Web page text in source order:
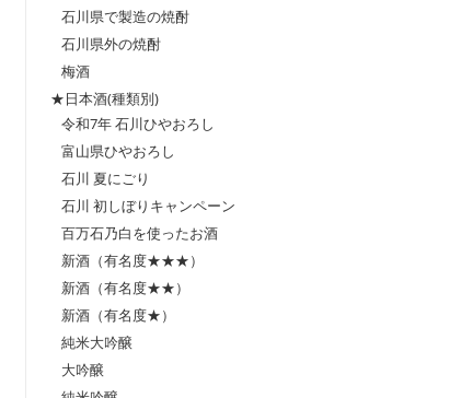
石川県で製造の焼酎
石川県外の焼酎
梅酒
★日本酒(種類別)
令和7年 石川ひやおろし
富山県ひやおろし
石川 夏にごり
石川 初しぼりキャンペーン
百万石乃白を使ったお酒
新酒（有名度★★★）
新酒（有名度★★）
新酒（有名度★）
純米大吟醸
大吟醸